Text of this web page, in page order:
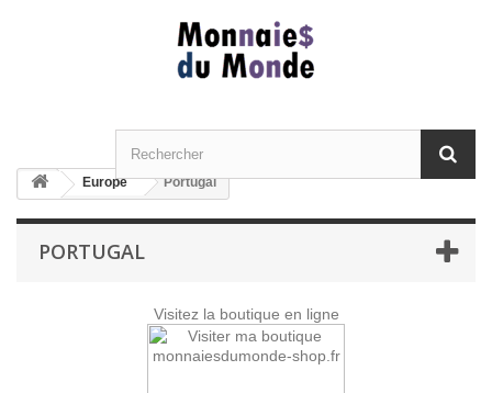
Europe Portugal
PORTUGAL
Visitez la boutique en ligne